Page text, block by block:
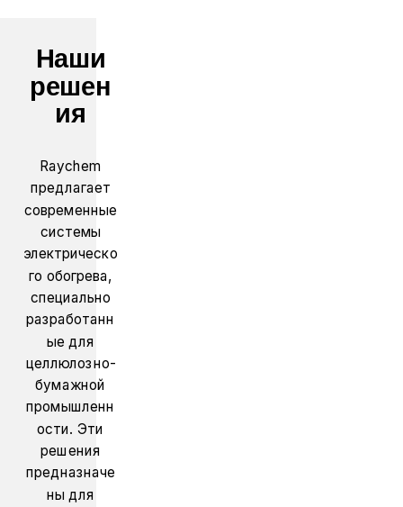
Наши
решен
ия
Raychem
предлагает
современные
системы
электрическо
го обогрева,
специально
разработанн
ые для
целлюлозно-
бумажной
промышленн
ости. Эти
решения
предназначе
ны для